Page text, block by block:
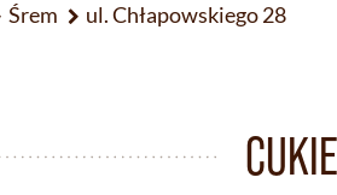
Śrem ul. Chłapowskiego 28